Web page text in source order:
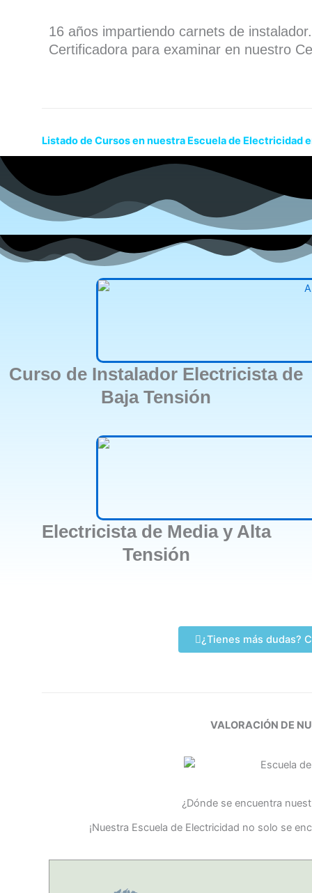
16 años impartiendo carnets de
Certificadora para examinar en nuestro
Listado de Cursos en nuestra Escuela de Electricidad
Curso de Instalador Electricista de
Baja Tensión
Electricista de Media y Alta
Tensión
¿Tienes más dudas?
VALORACIÓN DE
¿Dónde se encuentra
¡Nuestra Escuela de Electricidad no solo se